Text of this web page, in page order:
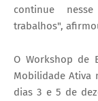
continue
trabalhos",
O Workshop de
Mobilidade Ativa
dias 3 e 5 de